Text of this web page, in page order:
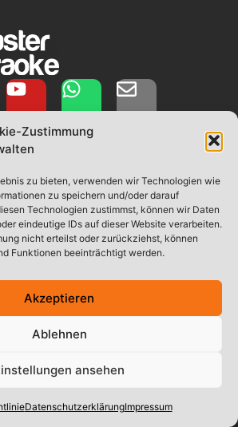
Zustimmung
zu bieten, verwenden wir Technologien wie
zu speichern und/oder darauf
Technologien zustimmst, können wir Daten
eindeutige IDs auf dieser Website verarbeiten.
nicht erteilst oder zurückziehst, können
Funktionen beeinträchtigt werden.
Akzeptieren
Ablehnen
ansehen
DatenschutzerklärungImpressum
(EU)
info@master-karaoke.de
+49 (0) 160 93188674
Redinger Events| Powered by HappyWP